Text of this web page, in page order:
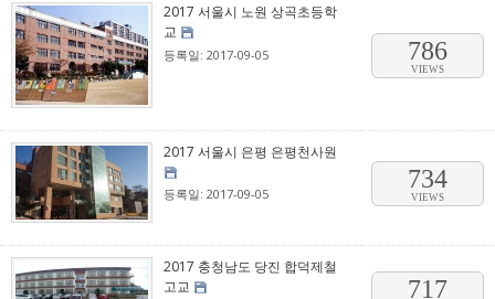
2017 서울시 노원 상곡초등학
교
등록일: 2017-09-05 786
VIEWS
2017 서울시 은평 은평천사원
등록일: 2017-09-05
734
VIEWS
2017 충청남도 당진 합덕제철
고교
717